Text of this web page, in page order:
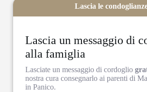
Lascia un messaggio di
alla famiglia
Lasciate un messaggio di cordoglio
nostra cura consegnarlo ai parenti di
in Panico.
Lascia le